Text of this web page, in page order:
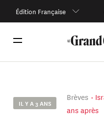
Édition Française
IL Y A 3 ANS
Brèves
ans après